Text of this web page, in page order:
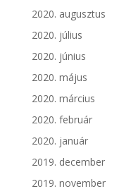
2020. augusztus
2020. július
2020. június
2020. május
2020. március
2020. február
2020. január
2019. december
2019. november